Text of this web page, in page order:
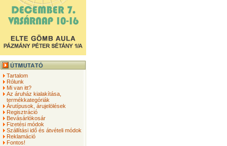
Tartalom
Rólunk
Mi van itt?
Az áruház kialakítása,
termékkategóriák
Árutípusok, árujelölések
Regisztráció
Bevásárlókosár
Fizetési módok
Szállítási idő és átvételi módok
Reklamáció
Fontos!